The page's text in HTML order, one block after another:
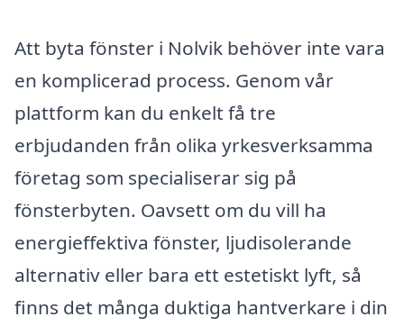
Att byta fönster i Nolvik behöver inte vara
en komplicerad process. Genom vår
plattform kan du enkelt få tre
erbjudanden från olika yrkesverksamma
företag som specialiserar sig på
fönsterbyten. Oavsett om du vill ha
energieffektiva fönster, ljudisolerande
alternativ eller bara ett estetiskt lyft, så
finns det många duktiga hantverkare i din